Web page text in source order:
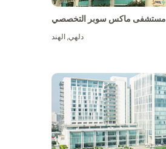
مستشفى ماكس سوبر التخصصي
دلهي,الهند